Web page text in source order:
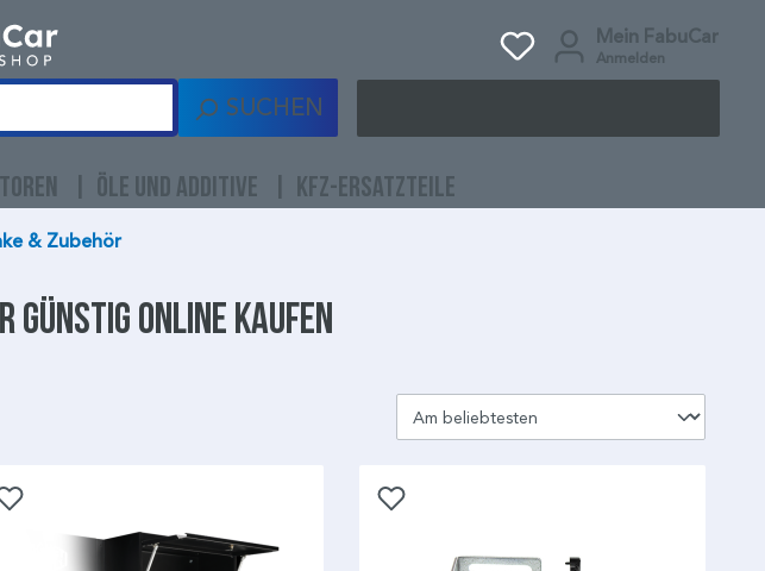
Mein FabuCar
Anmelden
SUCHEN
ÖLE UND ADDITIVE KFZ-ERSATZTEILE
& Zubehör
günstig online kaufen